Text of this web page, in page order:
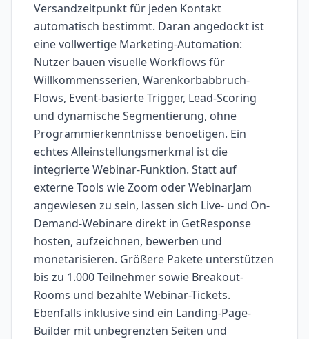
Versandzeitpunkt für jeden Kontakt
automatisch bestimmt. Daran angedockt ist
eine vollwertige Marketing-Automation:
Nutzer bauen visuelle Workflows für
Willkommensserien, Warenkorbabbruch-
Flows, Event-basierte Trigger, Lead-Scoring
und dynamische Segmentierung, ohne
Programmierkenntnisse benoetigen. Ein
echtes Alleinstellungsmerkmal ist die
integrierte Webinar-Funktion. Statt auf
externe Tools wie Zoom oder WebinarJam
angewiesen zu sein, lassen sich Live- und On-
Demand-Webinare direkt in GetResponse
hosten, aufzeichnen, bewerben und
monetarisieren. Größere Pakete unterstützen
bis zu 1.000 Teilnehmer sowie Breakout-
Rooms und bezahlte Webinar-Tickets.
Ebenfalls inklusive sind ein Landing-Page-
Builder mit unbegrenzten Seiten und